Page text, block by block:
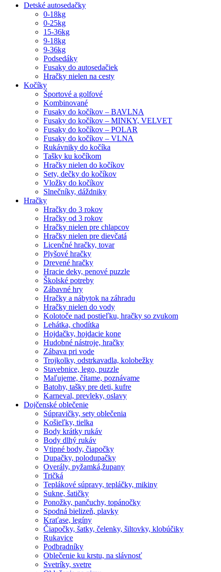
Detské autosedačky
0-18kg
0-25kg
15-36kg
9-18kg
9-36kg
Podsedáky
Fusaky do autosedačiek
Hračky nielen na cesty
Kočíky
Športové a golfové
Kombinované
Fusaky do kočíkov – BAVLNA
Fusaky do kočíkov – MINKY, VELVET
Fusaky do kočíkov – POLAR
Fusaky do kočíkov – VLNA
Rukávniky do kočíka
Tašky ku kočíkom
Hračky nielen do kočíkov
Sety, dečky do kočíkov
Vložky do kočíkov
Slnečníky, dáždniky
Hračky
Hračky do 3 rokov
Hračky od 3 rokov
Hračky nielen pre chlapcov
Hračky nielen pre dievčatá
Licenčné hračky, tovar
Plyšové hračky
Drevené hračky
Hracie deky, penové puzzle
Školské potreby
Zábavné hry
Hračky a nábytok na záhradu
Hračky nielen do vody
Kolotoče nad postieľku, hračky so zvukom
Lehátka, chodítka
Hojdačky, hojdacie kone
Hudobné nástroje, hračky
Zábava pri vode
Trojkolky, odstrkavadla, kolobežky
Stavebnice, lego, puzzle
Maľujeme, čítame, poznávame
Batohy, tašky pre deti, kufre
Karneval, prevleky, oslavy
Dojčenské oblečenie
Súpravičky, sety oblečenia
Košieľky, tielka
Body krátky rukáv
Body dlhý rukáv
Vtipné body, čiapočky
Dupačky, polodupačky
Overály, pyžamká,župany
Tričká
Teplákové súpravy, tepláčky, mikiny
Sukne, šatičky
Ponožky, pančuchy, topánočky
Spodná bielizeň, plavky
Kraťase, legíny
Čiapočky, šatky, čelenky, šiltovky, klobúčiky
Rukavice
Podbradníky
Oblečenie ku krstu, na slávnosť
Svetríky, svetre